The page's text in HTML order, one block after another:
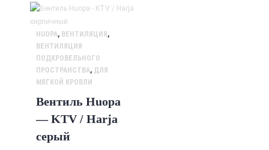
HUOPA, ВЕНТИЛЯЦИЯ ,
ВЕНТИЛЯЦИЯ
ПОДКРОВЕЛЬНОГО
ПРОСТРАНСТВА, ДЛЯ
МЯГКОЙ КРОВЛИ
Вентиль Huopa
— KTV / Harja
серый